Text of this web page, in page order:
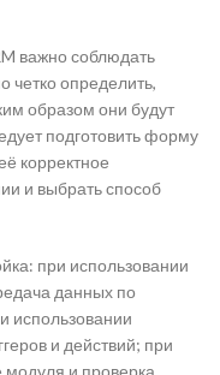
важно соблюдать
четко определить,
образом они будут
подготовить форму
корректное
и выбрать способ
при использовании
данных по
использовании
и действий; при
и проверка